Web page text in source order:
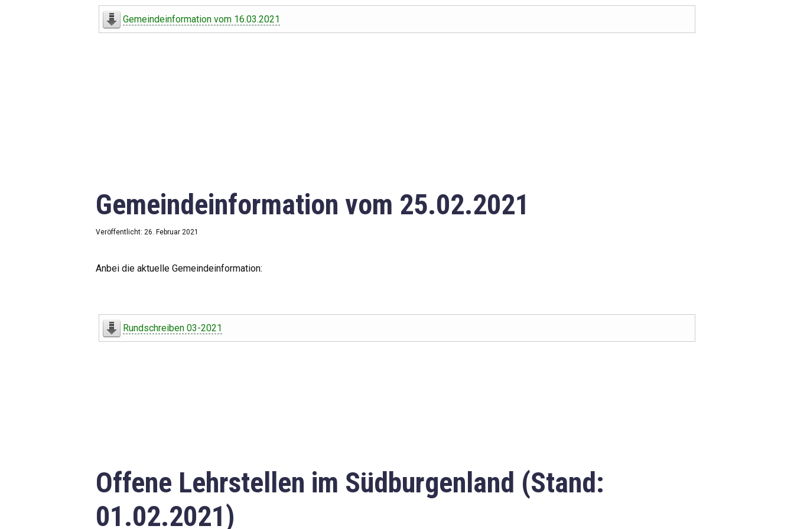
Offener Haushalt
Downloads
Impressum
Gemeindeinformation vom 16.03.2021
Gemeindeinformation vom 25.02.2021
Veröffentlicht: 26. Februar 2021
Anbei die aktuelle Gemeindeinformation:
Rundschreiben 03-2021
Offene Lehrstellen im Südburgenland (Stand:
01.02.2021)